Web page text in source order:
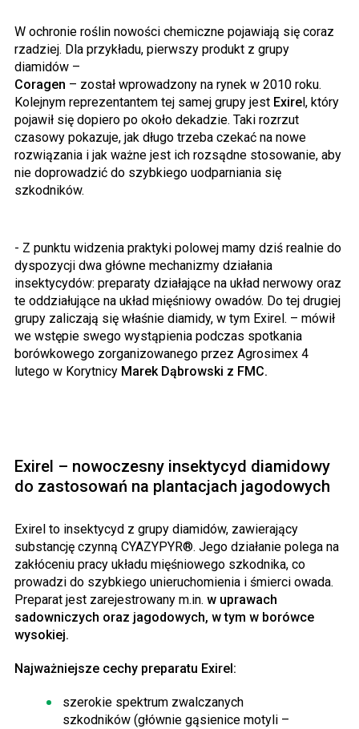
W ochronie roślin nowości chemiczne pojawiają się coraz
rzadziej. Dla przykładu, pierwszy produkt z grupy
diamidów –
Coragen – został wprowadzony na rynek w 2010 roku.
Kolejnym reprezentantem tej samej grupy jest Exire l, który
pojawił się dopiero po około dekadzie. Taki rozrzut
czasowy pokazuje, jak długo trzeba czekać na nowe
rozwiązania i jak ważne jest ich rozsądne stosowanie, aby
nie doprowadzić do szybkiego uodparniania się
szkodników.
- Z punktu widzenia praktyki polowej mamy dziś realnie do
dyspozycji dwa główne mechanizmy działania
insektycydów: preparaty działające na układ nerwowy oraz
te oddziałujące na układ mięśniowy owadów. Do tej drugiej
grupy zaliczają się właśnie diamidy, w tym Exirel. – mówił
we wstępie swego wystąpienia podczas spotkania
borówkowego zorganizowanego przez Agrosimex 4
lutego w Korytnicy Marek Dąbrowski z FMC.
Exirel – nowoczesny insektycyd diamidowy
do zastosowań na plantacjach jagodowych
Exirel to insektycyd z grupy diamidów, zawierający
substancję czynną CYAZYPYR®. Jego działanie polega na
zakłóceniu pracy układu mięśniowego szkodnika, co
prowadzi do szybkiego unieruchomienia i śmierci owada.
Preparat jest zarejestrowany m.in. w uprawach
sadowniczych oraz jagodowych, w tym w borówce
wysokiej.
Najważniejsze cechy preparatu Exirel:
szerokie spektrum zwalczanych
szkodników (głównie gąsienice motyli –